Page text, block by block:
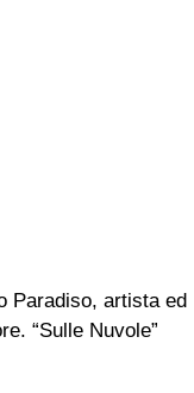
Paradiso, artista ed
“Sulle Nuvole”